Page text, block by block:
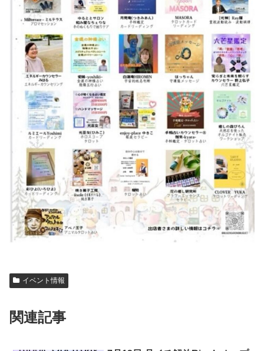
イベント情報
関連記事